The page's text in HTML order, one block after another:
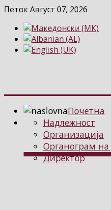
Петок Август 07, 2026
Почетна
Надлежност
Организација
Органограм
Директор